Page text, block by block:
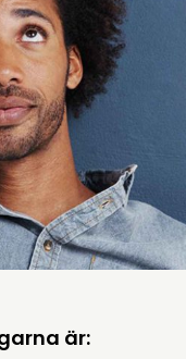
är: